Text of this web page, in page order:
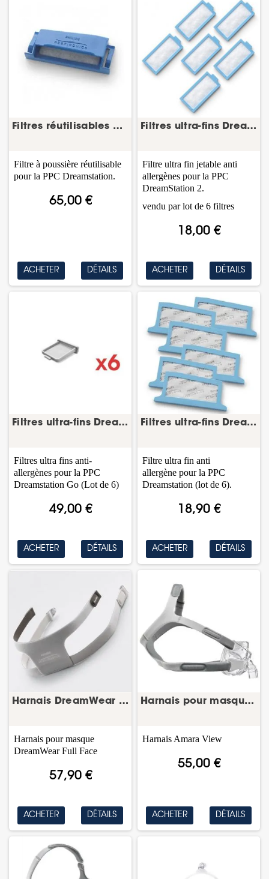
Filtres réutilisables DreamStation – lot de 10...
65,00 €
Filtre à poussière réutilisable
pour la PPC Dreamstation.
ACHETER DÉTAILS
Filtres ultra-fins DreamStation 2 – lot de 6 –...
18,00 €
Filtre ultra fin jetable anti
allergènes pour la PPC
DreamStation 2.
vendu par lot de 6 filtres
ACHETER DÉTAILS
Filtres ultra-fins DreamStation Go – lot de 6 –...
49,00 €
Filtres ultra fins anti-
allergènes pour la PPC
Dreamstation Go (Lot de 6)
ACHETER DÉTAILS
Filtres ultra-fins DreamStation – lot de 6 –...
18,90 €
Filtre ultra fin anti
allergène pour la PPC
Dreamstation (lot de 6).
ACHETER DÉTAILS
Harnais DreamWear Full Face – harnais masque...
57,90 €
Harnais pour masque
DreamWear Full Face
ACHETER DÉTAILS
Harnais pour masque CPAP Amara View – Philips
55,00 €
Harnais Amara View
ACHETER DÉTAILS